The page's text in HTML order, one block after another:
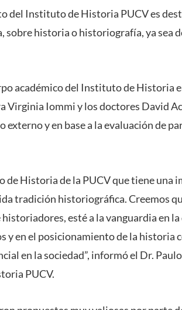
del Instituto de Historia PUCV es
historia o historiografía, ya sea
académico del Instituto de Historia
Virginia Iommi y los doctores David
y en base a la evaluación de
Historia de la PUCV que tiene una
tradición historiográfica. Creemos
esté a la vanguardia en
y en el posicionamiento de la historia
en la sociedad”, informó el Dr.
PUCV.